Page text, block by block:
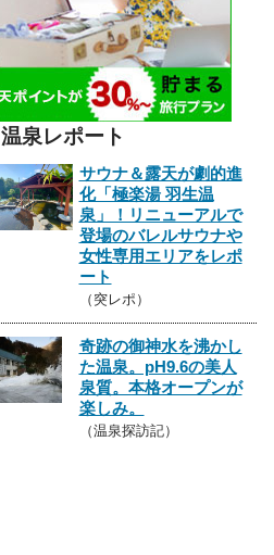
温泉レポート
サウナ＆露天が劇的進
化「極楽湯 羽生温
泉」！リニューアルで
登場のバレルサウナや
女性専用エリアをレポ
ート
（突レポ）
奇跡の御神水を沸かし
た温泉。pH9.6の美人
泉質。本格オープンが
楽しみ。
（温泉探訪記）